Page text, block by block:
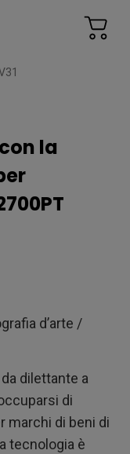
la
d’arte /
dilettante a
di
marchi di beni di
tecnologia è